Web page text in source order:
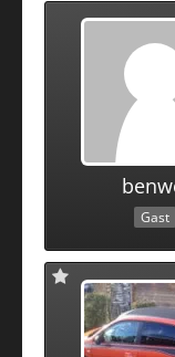
Gast